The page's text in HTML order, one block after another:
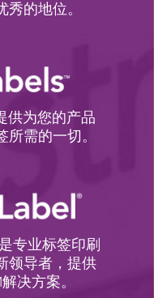
秀的地位。
供为您的产品
需的一切。
专业标签印刷
领导者，提供
决方案。